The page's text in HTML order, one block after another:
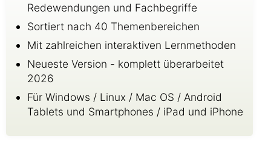
Redewendungen und Fachbegriffe
Sortiert nach 40 Themenbereichen
Mit zahlreichen interaktiven Lernmethoden
Neueste Version - komplett überarbeitet
2026
Für Windows / Linux / Mac OS / Android
Tablets und Smartphones / iPad und iPhone